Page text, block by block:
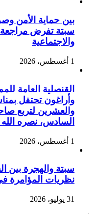
بين حماية الأمن
سبتة تفرض مراجعة
والاجتماعية
1 أغسطس، 2026
القنصلية العامة
وأراغون تحتفل
والعشرين لتربع
السادس، نصره الله
1 أغسطس، 2026
سبتة والهجرة بين
نظريات المؤامرة
31 يوليو، 2026